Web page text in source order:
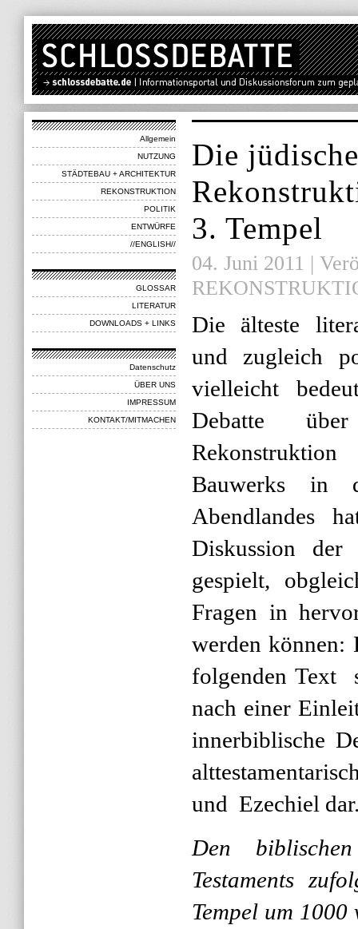
Allgemein
NUTZUNG
STÄDTEBAU + ARCHITEKTUR
REKONSTRUKTION
POLITIK
ENTWÜRFE
//ENGLISH//
GLOSSAR
LITERATUR
DOWNLOADS + LINKS
Datenschutz
ÜBER UNS
IMPRESSUM
KONTAKT/MITMACHEN
Die jüdische
3. Tempel
04. Juni 2011 |
Die älteste
und zugleich
vielleicht
Debatte
Bauwerks in
Abendlandes
Diskussion
gespielt,
Fragen in
werden können:
folgenden Text
nach einer
innerbiblische
und Ezechiel
Den
Testaments
Tempel um